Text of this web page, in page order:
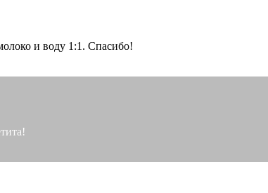
и воду 1:1. Спасибо!